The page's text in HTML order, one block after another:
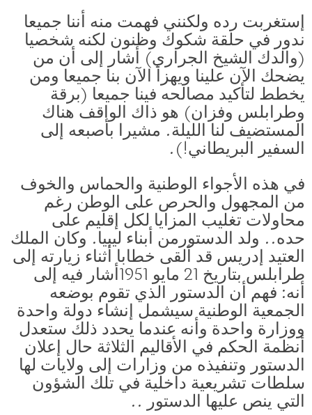
إستغربت رده ولكنني فهمت منه أننا جميعا
ندور في حلقة شكوك وظنون لكنه شخصيا
(والدك الشيخ الجراري) أشار إلى أن من
يضحك الآن علينا ويهزأ الآن بنا جميعا ومن
يخطط لتأكيد مصالحه فينا جميعا (برقة
وطرابلس وفزان) هو ذاك الواقف هناك
المستضيف لنا الليلة. مشيرا بأصبعه إلى
السفير البريطاني!).
في هذه الأجواء الوطنية والحماس والخوف
من المجهول والحرص على الوطن رغم
محاولات تغليب المزايا لكل إقليم على
حده.. ولد الدستورمن أبناء ليبيا. وكان الملك
العتيد إدريس قد ألقى خطابا أثناء زيارته إلى
طرابلس بتاريخ 21 مايو 1951أشار فيه إلى
أنه: فهم أن الدستور الذي تقوم بوضعه
الجمعية الوطنية سيشمل إنشاء دولة واحدة
ووزارة واحدة وأنه عندما يحدد ذلك ستعدل
أنظمة الحكم في الأقاليم الثلاثة حال إعلان
الدستور وتنفيذه من وزارات إلى ولايات لها
سلطات تشريعية داخلية في تلك الشؤون
التي ينص عليها الدستور ..